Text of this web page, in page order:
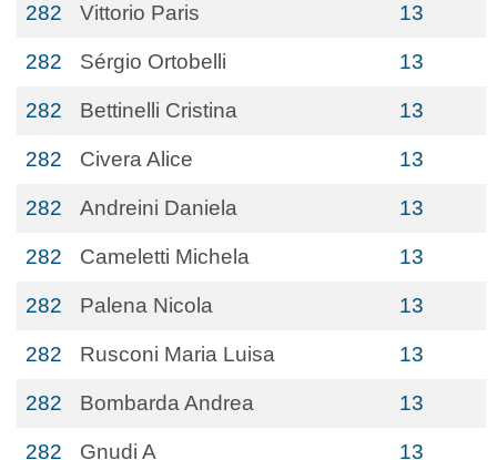
282 Vittorio Paris 13
282 Sérgio Ortobelli 13
282 Bettinelli Cristina 13
282 Civera Alice 13
282 Andreini Daniela 13
282 Cameletti Michela 13
282 Palena Nicola 13
282 Rusconi Maria Luisa 13
282 Bombarda Andrea 13
282 Gnudi A 13